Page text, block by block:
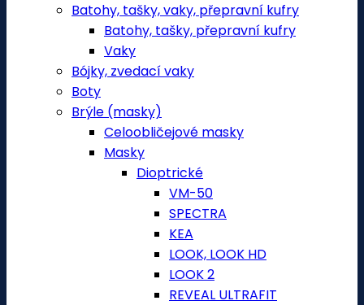
Batohy, tašky, vaky, přepravní kufry
Batohy, tašky, přepravní kufry
Vaky
Bójky, zvedací vaky
Boty
Brýle (masky)
Celoobličejové masky
Masky
Dioptrické
VM-50
SPECTRA
KEA
LOOK, LOOK HD
LOOK 2
REVEAL ULTRAFIT